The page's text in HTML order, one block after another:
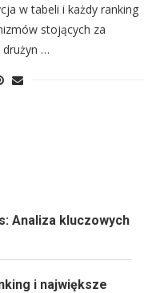
w tabeli i każdy ranking
stojących za
drużyn …
Analiza kluczowych
i największe